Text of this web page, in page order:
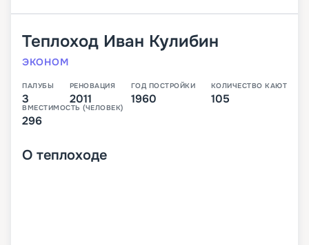
Теплоход Иван Кулибин
ЭКОНОМ
ПАЛУБЫ
3
РЕНОВАЦИЯ
2011
ГОД ПОСТРОЙКИ
1960
КОЛИЧЕСТВО КАЮТ
105
ВМЕСТИМОСТЬ (ЧЕЛОВЕК)
296
О теплоходе